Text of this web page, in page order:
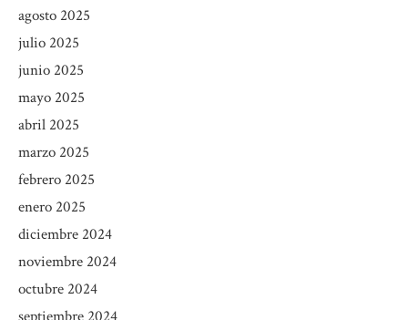
agosto 2025
julio 2025
junio 2025
mayo 2025
abril 2025
marzo 2025
febrero 2025
enero 2025
diciembre 2024
noviembre 2024
octubre 2024